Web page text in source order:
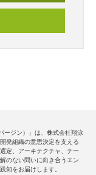
ージン）」は、株式会社翔泳
発組織の意思決定を支える
定、アーキテクチャ、チー
のない問いに向き合うエン
知をお届けします。